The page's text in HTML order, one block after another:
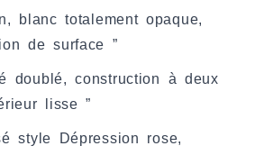
blanc totalement opaque,
de surface ”
doublé, construction à deux
lisse ”
style Dépression rose,